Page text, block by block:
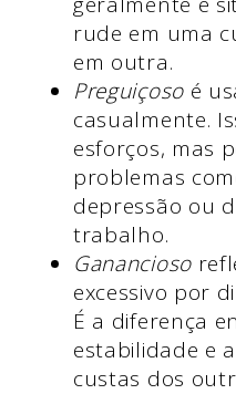
rude em uma
em outra.
Preguiçosoé
casualmente.
esforços, mas
problemas
depressão ou
trabalho.
Ganancioso
excessivo por
É a diferença
estabilidade e
custas dos